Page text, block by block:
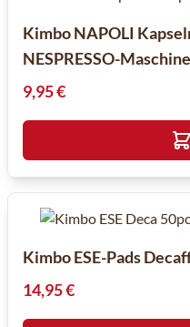
Kimbo NAPOLI
NESPRESSO-
9,95 €
Kimbo ESE-Pads
14,95 €